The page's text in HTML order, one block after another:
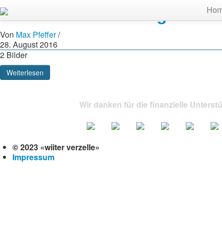
Restaurant Weber Zug
Von Max Pfeffer/
28. August 2016
2 Bilder
Weiterlesen
Wir danken für die finanzielle
© 2023 «wiiter verzelle»
Impressum